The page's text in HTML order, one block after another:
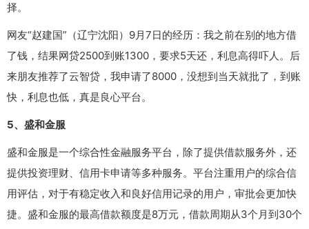
择。
网友“赵建国”（辽宁沈阳）9月7日的经历：我之前在别的地方借
了钱，结果网贷2500到账1300，要求5天还，利息高得吓人。后
来朋友推荐了云智贷，我申请了8000，没想到当天就批了，到账
快，利息也低，真是良心平台。
5、盛和金服
盛和金服是一个综合性金融服务平台，除了提供借款服务外，还
提供投资理财、信用卡申请等多种服务。平台注重用户的综合信
用评估，对于有稳定收入和良好信用记录的用户，审批会更加快
捷。盛和金服的最高借款额度是8万元，借款周期从3个月到30个